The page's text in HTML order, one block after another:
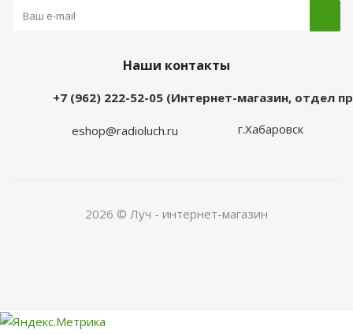
Наши контакты
+7 (962) 222-52-05 (Интернет-магазин, отдел
eshop@radioluch.ru г.Хабаровск
2026 © Луч - интернет-магазин